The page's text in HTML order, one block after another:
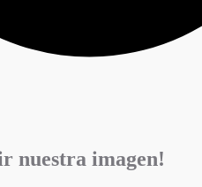
nuestra imagen!